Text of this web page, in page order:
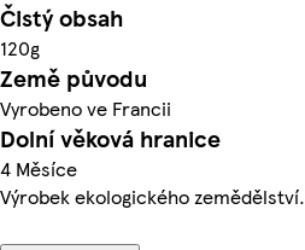
Čistý obsah
120g
Země původu
Vyrobeno ve Francii
Dolní věková hranice
4 Měsíce
Výrobek ekologického zemědělství.